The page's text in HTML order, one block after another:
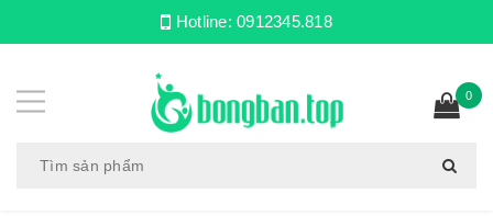
Hotline: 0912345.818
0